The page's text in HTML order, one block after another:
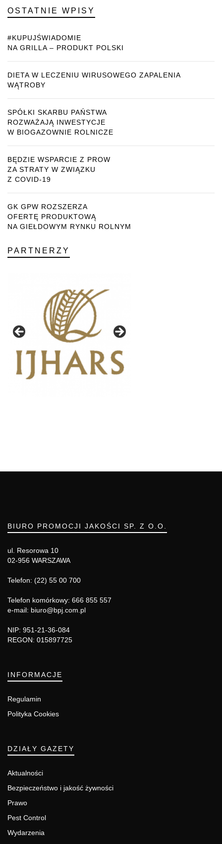
OSTATNIE WPISY
#KUPUJŚWIADOMIE
NA GRILLA – PRODUKT POLSKI
DIETA W LECZENIU WIRUSOWEGO ZAPALENIA
WĄTROBY
SPÓŁKI SKARBU PAŃSTWA
ROZWAŻAJĄ INWESTYCJE
W BIOGAZOWNIE ROLNICZE
BĘDZIE WSPARCIE Z PROW
ZA STRATY W ZWIĄZKU
Z COVID-19
GK GPW ROZSZERZA
OFERTĘ PRODUKTOWĄ
NA GIEŁDOWYM RYNKU ROLNYM
PARTNERZY
BIURO PROMOCJI JAKOŚCI SP. Z O.O.
ul. Resorowa 10
02-956 WARSZAWA
Telefon: (22) 55 00 700
Telefon komórkowy: 666 855 557
e-mail: biuro@bpj.com.pl
NIP: 951-21-36-084
REGON: 015897725
INFORMACJE
Regulamin
Polityka Cookies
DZIAŁY GAZETY
Aktualności
Bezpieczeństwo i jakość żywności
Prawo
Pest Control
Wydarzenia